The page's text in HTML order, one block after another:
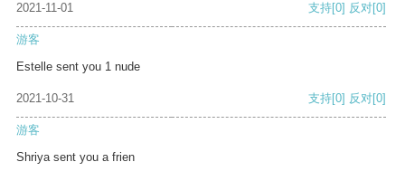
2021-11-01 支持[0] 反对[0]
游客
Estelle sent you 1 nude
2021-10-31 支持[0] 反对[0]
游客
Shriya sent you a frien